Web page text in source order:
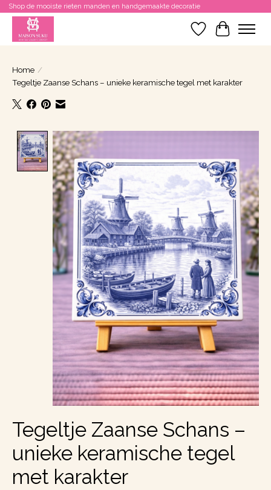
Shop de mooiste rieten manden en handgemaakte decoratie
Verlanglijst
Home /
Tegeltje Zaanse Schans – unieke keramische tegel met karakter
Product image slideshow Items
Tegeltje Zaanse Schans –
unieke keramische tegel
met karakter